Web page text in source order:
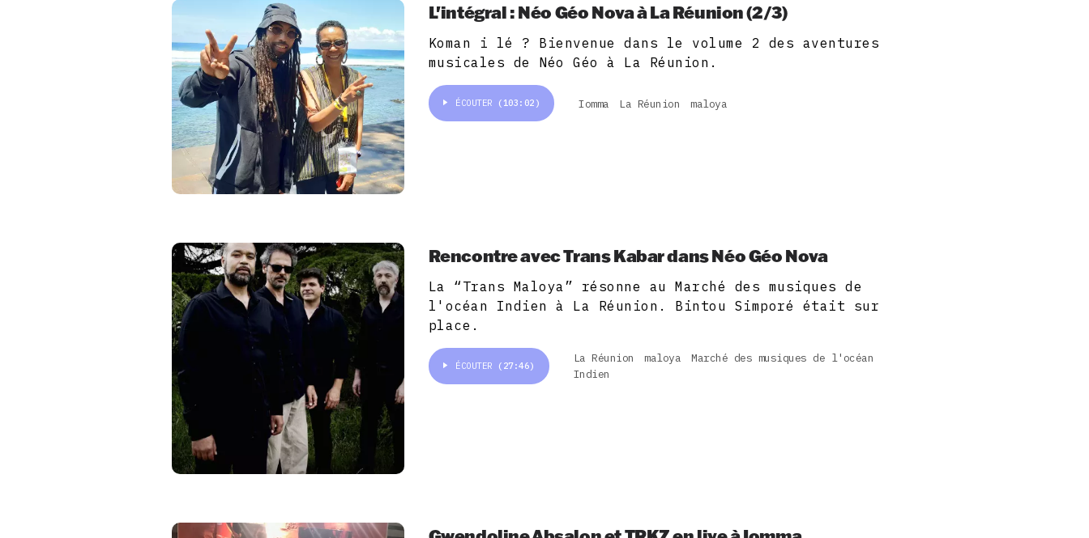
L'intégral : Néo Géo Nova à La Réunion (2/3)
Koman i lé ? Bienvenue dans le volume 2 des aventures
musicales de Néo Géo à La Réunion.
ÉCOUTER (103:02) Iomma La Réunion maloya
Rencontre avec Trans Kabar dans Néo Géo Nova
La “Trans Maloya” résonne au Marché des musiques de
l'océan Indien à La Réunion. Bintou Simporé était sur
place.
ÉCOUTER (27:46)
La Réunion maloya
Marché des musiques de l'océan
Indien